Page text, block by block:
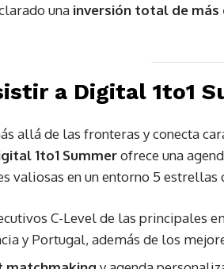
una inversión total de más
a Digital 1to1
allá de las fronteras y conecta
1to1 Summerofrece una
valiosas en un entorno 5
C-Level de las principales
y Portugal, además de los